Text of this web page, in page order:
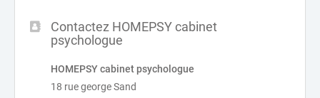
Contactez HOMEPSY cabinet
psychologue
HOMEPSY cabinet psychologue
18 rue george Sand